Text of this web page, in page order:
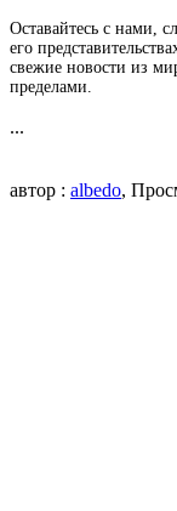
Оставайтесь с нами,
его
свежие новости из
пределами.
...
автор : albedo,